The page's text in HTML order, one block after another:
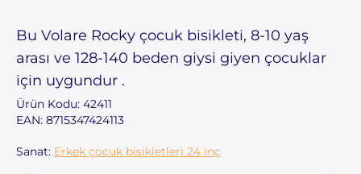
Bu Volare Rocky çocuk bisikleti, 8-10 yaş
arası ve 128-140 beden giysi giyen çocuklar
için uygundur .
Ürün Kodu: 42411
EAN: 8715347424113
Sanat: Erkek çocuk bisikletleri 24 inç